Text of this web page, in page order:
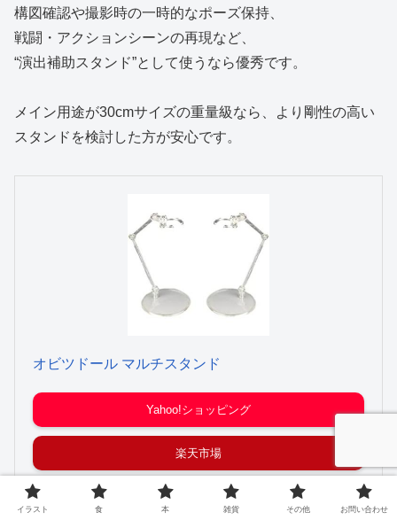
構図確認や撮影時の一時的なポーズ保持、
戦闘・アクションシーンの再現など、
“演出補助スタンド”として使うなら優秀です。
メイン用途が30cmサイズの重量級なら、より剛性の高い
スタンドを検討した方が安心です。
オビツドール マルチスタンド
Yahoo!ショッピング
楽天市場
イラスト 食 本 雑貨 その他 お問い合わせ